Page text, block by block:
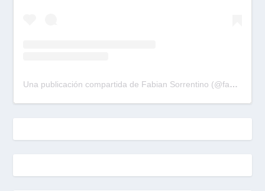
Una publicación compartida de Fabian Sorrentino (@fabiansonria)